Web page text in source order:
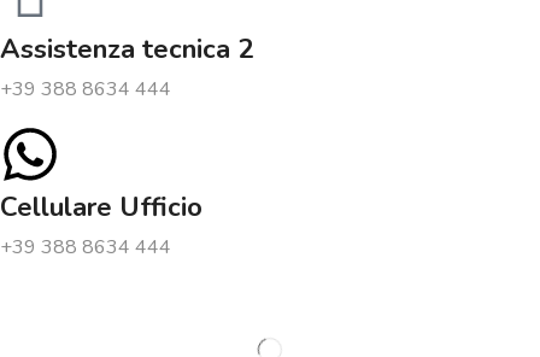
Assistenza tecnica 2
+39 388 8634 444
Cellulare Ufficio
+39 388 8634 444